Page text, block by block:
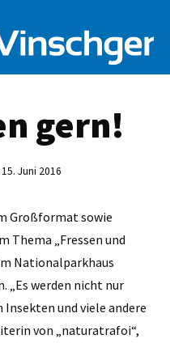
gern!
Juni 2016
Großformat sowie
Thema „Fressen und
Nationalparkhaus
„Es werden nicht nur
und viele andere
von „naturatrafoi“,